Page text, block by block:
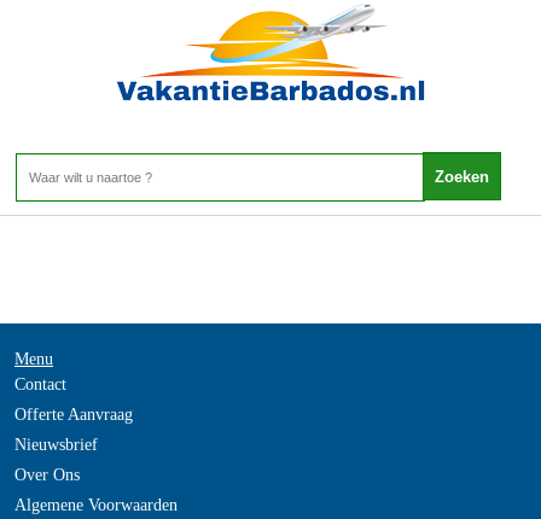
Home>
Menu
Contact
Offerte Aanvraag
Nieuwsbrief
Over Ons
Algemene Voorwaarden